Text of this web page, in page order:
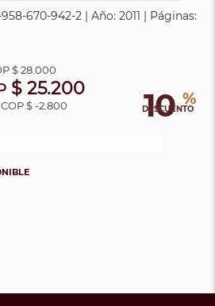
670-942-2 | Año: 2011 | Páginas:
10 %
DESCUENTO
$ 28.000
$ 25.200
COP $ -2.800